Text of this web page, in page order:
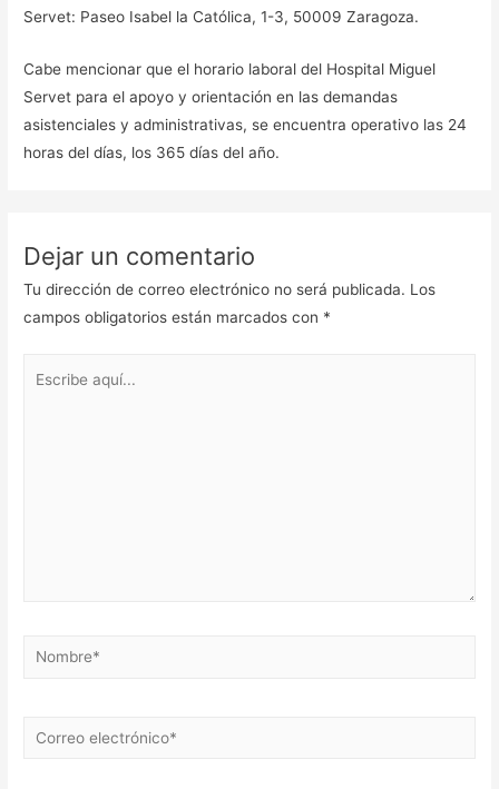
Servet: Paseo Isabel la Católica, 1-3, 50009 Zaragoza.
Cabe mencionar que el horario laboral del Hospital Miguel
Servet para el apoyo y orientación en las demandas
asistenciales y administrativas, se encuentra operativo las 24
horas del días, los 365 días del año.
Dejar un comentario
Tu dirección de correo electrónico no será publicada. Los
campos obligatorios están marcados con *
Nombre*
Correo